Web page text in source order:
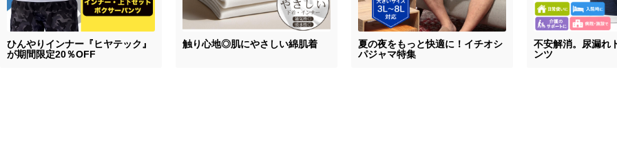
ひんやりインナー『ヒヤテック』
が期間限定20％OFF
触り心地◎肌にやさしい綿肌着
夏の夜をもっと快適に！イチオシ
パジャマ特集
不安解消。尿漏れ
ンツ